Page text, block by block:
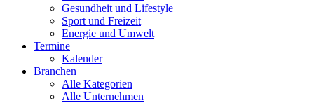
Gesundheit und Lifestyle
Sport und Freizeit
Energie und Umwelt
Termine
Kalender
Branchen
Alle Kategorien
Alle Unternehmen